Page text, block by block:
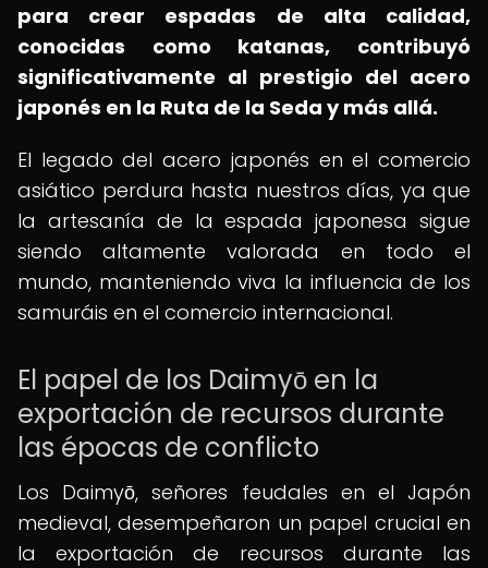
para crear espadas de alta calidad,
conocidas como katanas, contribuyó
significativamente al prestigio del acero
japonés en la Ruta de la Seda y más allá.
El legado del acero japonés en el comercio
asiático perdura hasta nuestros días, ya que
la artesanía de la espada japonesa sigue
siendo altamente valorada en todo el
mundo, manteniendo viva la influencia de los
samuráis en el comercio internacional.
El papel de los Daimyō en la
exportación de recursos durante
las épocas de conflicto
Los Daimyō, señores feudales en el Japón
medieval, desempeñaron un papel crucial en
la exportación de recursos durante las